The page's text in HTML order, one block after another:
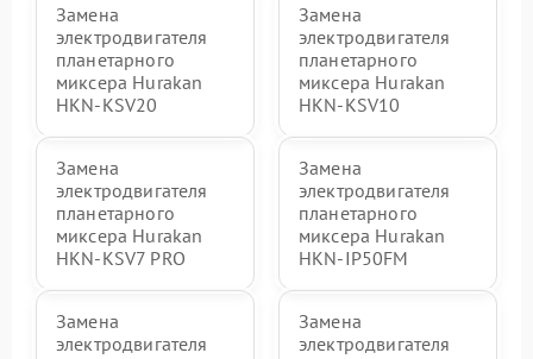
Замена
электродвигателя
планетарного
миксера Hurakan
HKN-KSV20
Замена
электродвигателя
планетарного
миксера Hurakan
HKN-KSV10
Замена
электродвигателя
планетарного
миксера Hurakan
HKN-KSV7 PRO
Замена
электродвигателя
планетарного
миксера Hurakan
HKN-IP50FM
Замена
электродвигателя
Замена
электродвигателя